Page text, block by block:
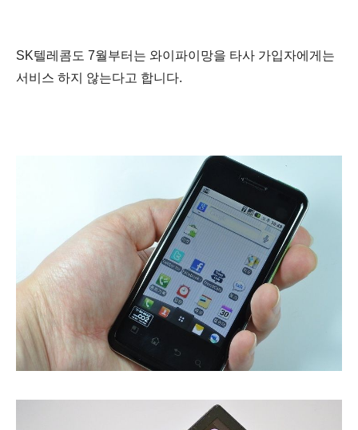
SK텔레콤도 7월부터는 와이파이망을 타사 가입자에게는
서비스 하지 않는다고 합니다.